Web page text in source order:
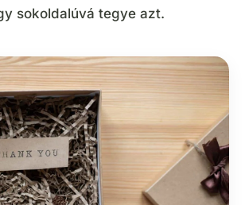
sokoldalúvá tegye azt.